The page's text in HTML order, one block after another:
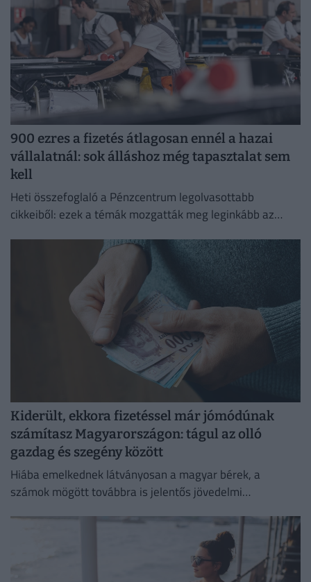
900 ezres a fizetés átlagosan ennél a hazai
vállalatnál: sok álláshoz még tapasztalat sem
kell
Heti összefoglaló a Pénzcentrum legolvasottabb
cikkeiből: ezek a témák mozgatták meg leginkább az
Kiderült, ekkora fizetéssel már jómódúnak
számítasz Magyarországon: tágul az olló
gazdag és szegény között
Hiába emelkednek látványosan a magyar bérek, a
számok mögött továbbra is jelentős jövedelmi